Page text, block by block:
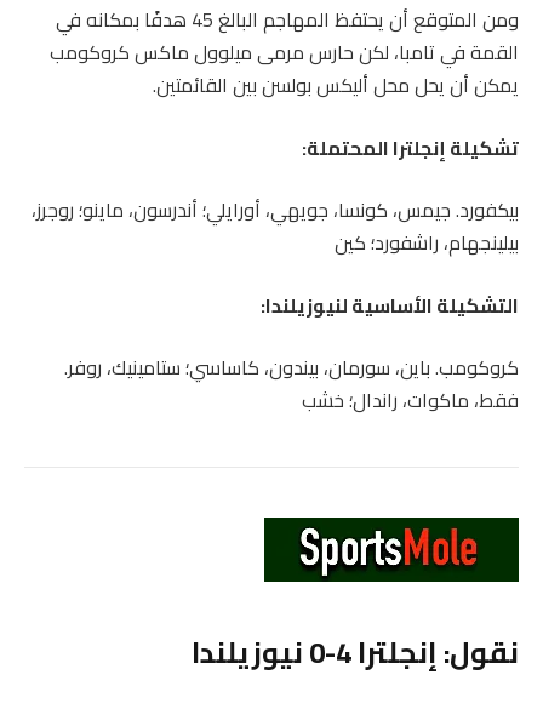
ومن المتوقع أن يحتفظ المهاجم البالغ 45 هدفًا بمكانه في
القمة في تامبا، لكن حارس مرمى ميلوول ماكس كروكومب
يمكن أن يحل محل أليكس بولسن بين القائمتين.
تشكيلة إنجلترا المحتملة:
بيكفورد. جيمس، كونسا، جويهي، أورايلي؛ أندرسون، ماينو؛ روجرز،
بيلينجهام، راشفورد؛ كين
التشكيلة الأساسية لنيوزيلندا:
كروكومب. باين، سورمان، بيندون، كاساسي؛ ستامينيك، روفر.
فقط، ماكوات، راندال؛ خشب
نقول: إنجلترا 4-0 نيوزيلندا